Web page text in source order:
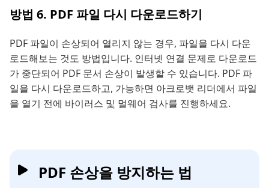
방법 6. PDF 파일 다시 다운로드하기
PDF 파일이 손상되어 열리지 않는 경우, 파일을 다시 다운
로드해보는 것도 방법입니다. 인터넷 연결 문제로 다운로드
가 중단되어 PDF 문서 손상이 발생할 수 있습니다. PDF 파
일을 다시 다운로드하고, 가능하면 아크로뱃 리더에서 파일
을 열기 전에 바이러스 및 멀웨어 검사를 진행하세요.
PDF 손상을 방지하는 법